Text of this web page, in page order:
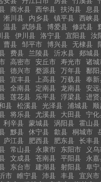
商水县 西华县 扶沟县 息县
淅川县 内乡县 镇平县 西峡县
温县 武陟县 博爱县 修武县
县 伊川县 洛宁县 宜阳县 汝
曹县 邹平市 博兴县 无棣县
费县 兰陵县 沂水县 郯城县
高密市 安丘市 寿光市 诸城
德兴市 婺源县 万年县 鄱阳
宜丰县 上高县 万载县 奉新
全南县 定南县 龙南县 安远
莲花县 乐平县 浮梁县 进贤
县 松溪县 光泽县 浦城县
将乐县 尤溪县 大田县 宁化
利辛县 蒙城县 涡阳县 霍山县
黟县 休宁县 歙县 桐城市
庐江县 肥西县 肥东县 长丰县
常山县 永康市 东阳市 义乌
文成县 苍南县 平阳县 永嘉
东台市 建湖县 射阳县 阜宁
市 睢宁县 沛县 丰县 宜兴市